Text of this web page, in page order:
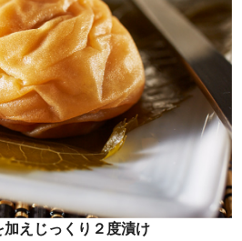
えじっくり２度漬け